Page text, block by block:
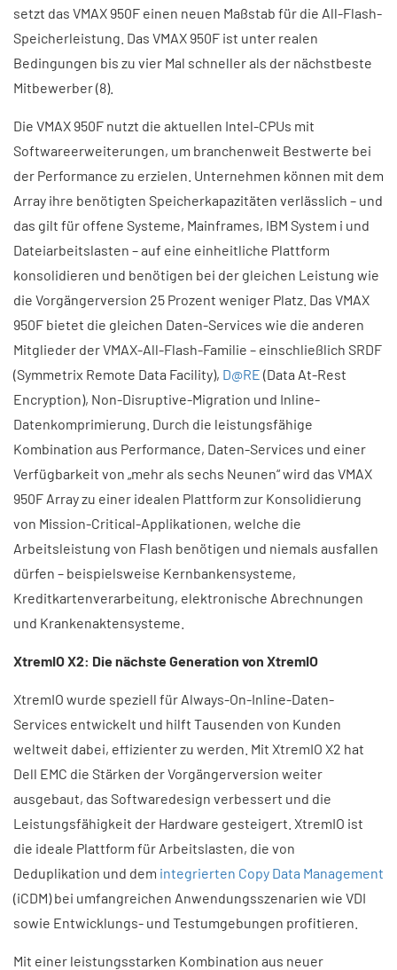
setzt das VMAX 950F einen neuen Maßstab für die All-Flash-
Speicherleistung. Das VMAX 950F ist unter realen
Bedingungen bis zu vier Mal schneller als der nächstbeste
Mitbewerber (8).
Die VMAX 950F nutzt die aktuellen Intel-CPUs mit
Softwareerweiterungen, um branchenweit Bestwerte bei
der Performance zu erzielen. Unternehmen können mit dem
Array ihre benötigten Speicherkapazitäten verlässlich – und
das gilt für offene Systeme, Mainframes, IBM System i und
Dateiarbeitslasten – auf eine einheitliche Plattform
konsolidieren und benötigen bei der gleichen Leistung wie
die Vorgängerversion 25 Prozent weniger Platz. Das VMAX
950F bietet die gleichen Daten-Services wie die anderen
Mitglieder der VMAX-All-Flash-Familie – einschließlich SRDF
(Symmetrix Remote Data Facility), D@RE (Data At-Rest
Encryption), Non-Disruptive-Migration und Inline-
Datenkomprimierung. Durch die leistungsfähige
Kombination aus Performance, Daten-Services und einer
Verfügbarkeit von „mehr als sechs Neunen“ wird das VMAX
950F Array zu einer idealen Plattform zur Konsolidierung
von Mission-Critical-Applikationen, welche die
Arbeitsleistung von Flash benötigen und niemals ausfallen
dürfen – beispielsweise Kernbankensysteme,
Kreditkartenverarbeitung, elektronische Abrechnungen
und Krankenaktensysteme.
XtremIO X2: Die nächste Generation von XtremIO
XtremIO wurde speziell für Always-On-Inline-Daten-
Services entwickelt und hilft Tausenden von Kunden
weltweit dabei, effizienter zu werden. Mit XtremIO X2 hat
Dell EMC die Stärken der Vorgängerversion weiter
ausgebaut, das Softwaredesign verbessert und die
Leistungsfähigkeit der Hardware gesteigert. XtremIO ist
die ideale Plattform für Arbeitslasten, die von
Deduplikation und dem integrierten Copy Data Management
(iCDM) bei umfangreichen Anwendungsszenarien wie VDI
sowie Entwicklungs- und Testumgebungen profitieren.
Mit einer leistungsstarken Kombination aus neuer